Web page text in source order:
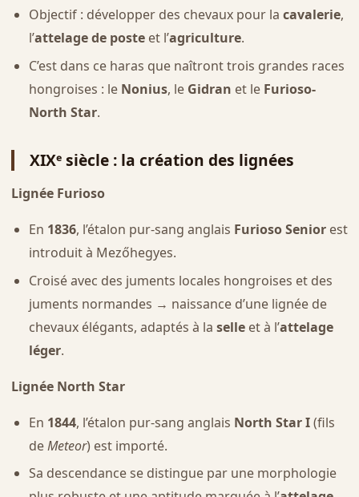
Objectif : développer des chevaux pour la cavalerie,
l’attelage de posteet l’agriculture.
C’est dans ce haras que naîtront trois grandes races
hongroises : le Nonius, le Gidran et le Furioso-
North Star.
XIXᵉ siècle : la création des lignées
Lignée Furioso
En 1836, l’étalon pur-sang anglais Furioso Seniorest
introduit à Mezőhegyes.
Croisé avec des juments locales hongroises et des
juments normandes → naissance d’une lignée de
chevaux élégants, adaptés à la selleet à l’attelage
léger.
Lignée North Star
En 1844, l’étalon pur-sang anglais North Star I(fils
deMeteor) est importé.
Sa descendance se distingue par une morphologie